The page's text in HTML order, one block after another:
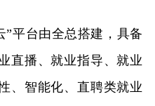
台由全总搭建，具备
直播、就业指导、就业
、智能化、直聘类就业